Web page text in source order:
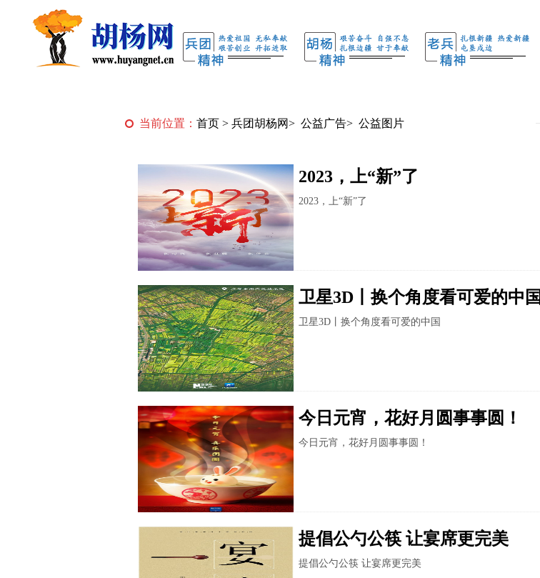
当前位置： 首页 > 兵团胡杨网> 公益广告> 公益图片
2023，上“新”了
2023，上“新”了
卫星3D丨换个角度看可爱的中国
卫星3D丨换个角度看可爱的中国
今日元宵，花好月圆事事圆！
今日元宵，花好月圆事事圆！
提倡公勺公筷 让宴席更完美
提倡公勺公筷 让宴席更完美